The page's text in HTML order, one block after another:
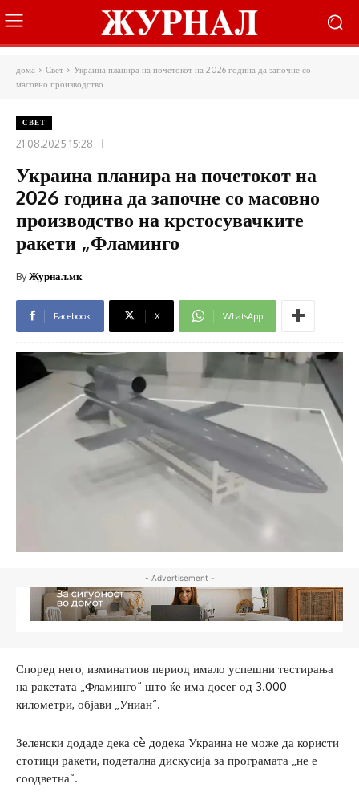
дома Свет
Украина планира на почетокот на 2026 година да започне со
масовно производство...
СВЕТ
21.08.2025 15:28
Украина планира на почетокот на
2026 година да започне со масовно
производство на крстосувачките
ракети „Фламинго
ByЖурнал.мк
Facebook X WhatsApp
- Advertisement -
Според него, изминатиов период имало успешни тестирања
на ракетата „Фламинго“ што ќе има досег од 3.000
километри, објави „Униан“.
Зеленски додаде дека сè додека Украина не може да користи
стотици ракети, подетална дискусија за програмата „не е
соодветна“.